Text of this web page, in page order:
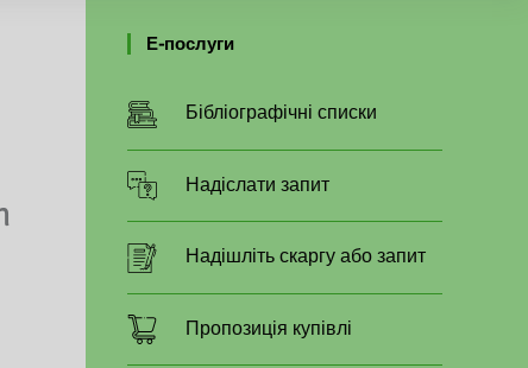
Е-послуги
Бібліографічні списки
Надіслати запит
Надішліть скаргу або запит
Пропозиція купівлі